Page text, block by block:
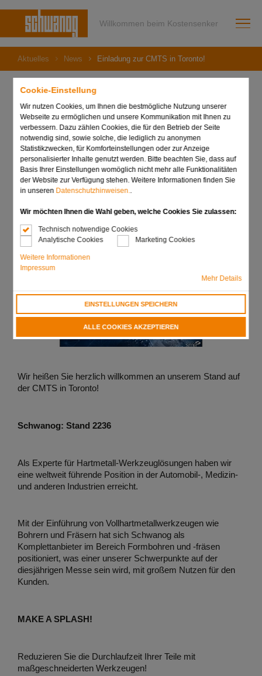
Cookie-Einstellung
Wir nutzen Cookies, um Ihnen die bestmögliche Nutzung unserer
Webseite zu ermöglichen und unsere Kommunikation mit Ihnen zu
verbessern. Dazu zählen Cookies, die für den Betrieb der Seite
notwendig sind, sowie solche, die lediglich zu anonymen
Statistikzwecken, für Komforteinstellungen oder zur Anzeige
personalisierter Inhalte genutzt werden. Bitte beachten Sie, dass auf
Basis Ihrer Einstellungen womöglich nicht mehr alle Funktionalitäten
der Website zur Verfügung stehen. Weitere Informationen finden Sie
in unseren Datenschutzhinweisen.
Wir möchten Ihnen die Wahl geben, welche Cookies Sie zulassen:
Technisch notwendige Cookies
Analytische Cookies
Marketing Cookies
Weitere Informationen
Impressum
Mehr Details
EINSTELLUNGEN SPEICHERN
ALLE COOKIES AKZEPTIEREN
Willkommen beim Kostensenker
Aktuelles News Einladung zur CMTS in Toronto!
29. August 2023
Einladung zur CMTS in
Toronto!
Wir heißen Sie herzlich willkommen an unserem Stand auf
der CMTS in Toronto!
Schwanog: Stand 2236
Als Experte für Hartmetall-Werkzeuglösungen haben wir
eine weltweit führende Position in der Automobil-, Medizin-
und anderen Industrien erreicht.
Mit der Einführung von Vollhartmetallwerkzeugen wie
Bohrern und Fräsern hat sich Schwanog als
Komplettanbieter im Bereich Formbohren und -fräsen
positioniert, was einer unserer Schwerpunkte auf der
diesjährigen Messe sein wird, mit großem Nutzen für den
Kunden.
MAKE A SPLASH!
Reduzieren Sie die Durchlaufzeit Ihrer Teile mit
maßgeschneiderten Werkzeugen!